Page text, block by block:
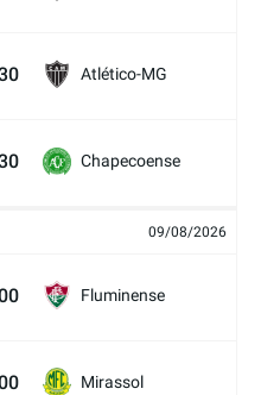
Atlético-MG
Chapecoense
09/08/2026
Fluminense
Mirassol